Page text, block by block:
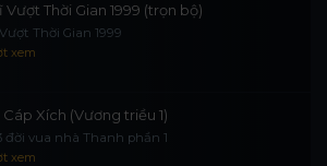
Vượt Thời Gian 1999 (trọn bộ)
Thời Gian 1999
xem
Cáp Xích (Vương triều 1)
đời vua nhà Thanh phần 1
xem